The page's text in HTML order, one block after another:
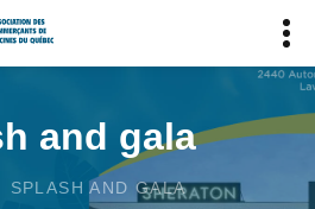
and gala
SPLASH AND GALA